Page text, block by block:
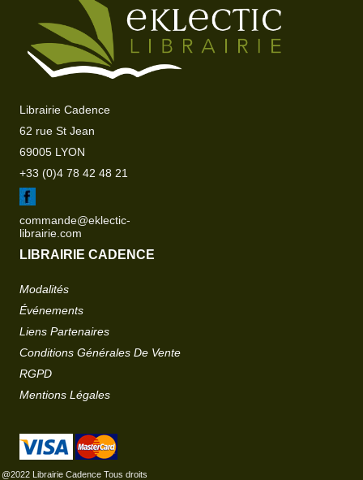
Librairie Cadence
62 rue St Jean
69005 LYON
+33 (0)4 78 42 48 21
commande@eklectic-
librairie.com
LIBRAIRIE CADENCE
Modalités
Événements
Liens Partenaires
Conditions Générales De Vente
RGPD
Mentions Légales
@2022 Librairie Cadence Tous droits